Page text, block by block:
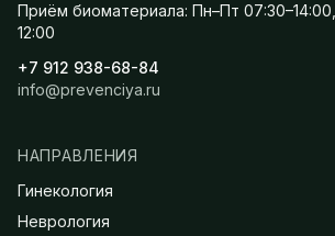
Приём биоматериала: Пн–Пт
12:00
+7 912 938-68-84
info@prevenciya.ru
НАПРАВЛЕНИЯ
Гинекология
Неврология